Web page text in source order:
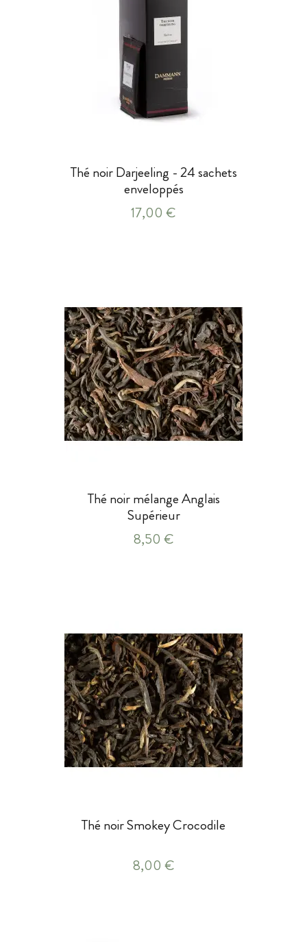
Thé noir Darjeeling - 24 sachets
enveloppés
17,00 €
Thé noir mélange Anglais
Supérieur
8,50 €
Thé noir Smokey Crocodile
8,00 €